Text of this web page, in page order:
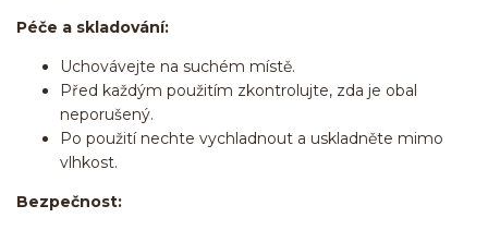
Péče a skladování:
Uchovávejte na suchém místě.
Před každým použitím zkontrolujte, zda je obal
neporušený.
Po použití nechte vychladnout a uskladněte mimo
vlhkost.
Bezpečnost: